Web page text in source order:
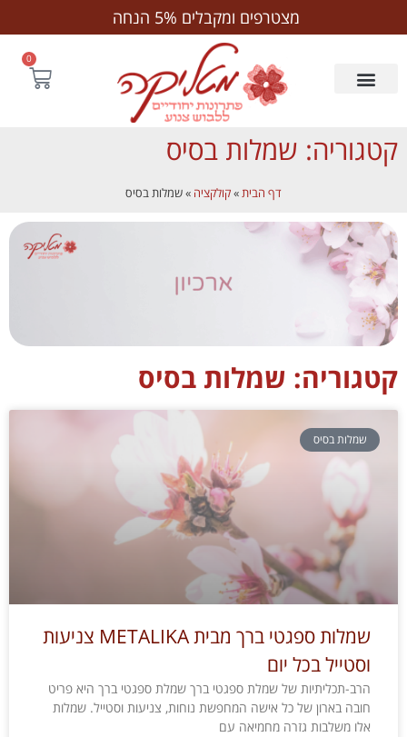
משלוח חינם לנקודת חלוקה בקנייה מעל ₪250
מצטרפים ומקבלים 5% הנחה
0
קטגוריה: שמלות בסיס
דף הבית»קולקציה »שמלות בסיס
קטגוריה: שמלות בסיס
שמלות בסיס
שמלות ספגטי ברך מבית METALIKA צניעות
וסטייל בכל יום
הרב-תכליתיות של שמלת ספגטי ברך שמלת ספגטי ברך היא פריט
חובה בארון של כל אישה המחפשת נוחות, צניעות וסטייל. שמלות
אלו משלבות גזרה מחמיאה עם